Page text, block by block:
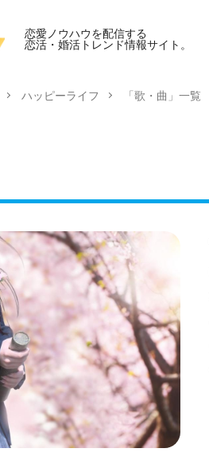
恋愛ノウハウを配信する
恋活・婚活トレンド情報サイト。
ハッピーライフ 「歌・曲」一覧